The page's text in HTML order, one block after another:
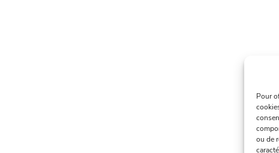
Pour
ou de